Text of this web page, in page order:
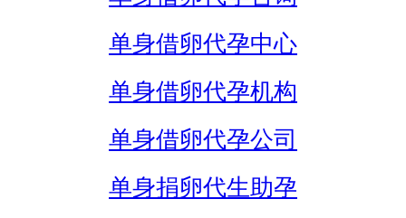
单身借卵代孕中心
单身借卵代孕机构
单身借卵代孕公司
单身捐卵代生助孕